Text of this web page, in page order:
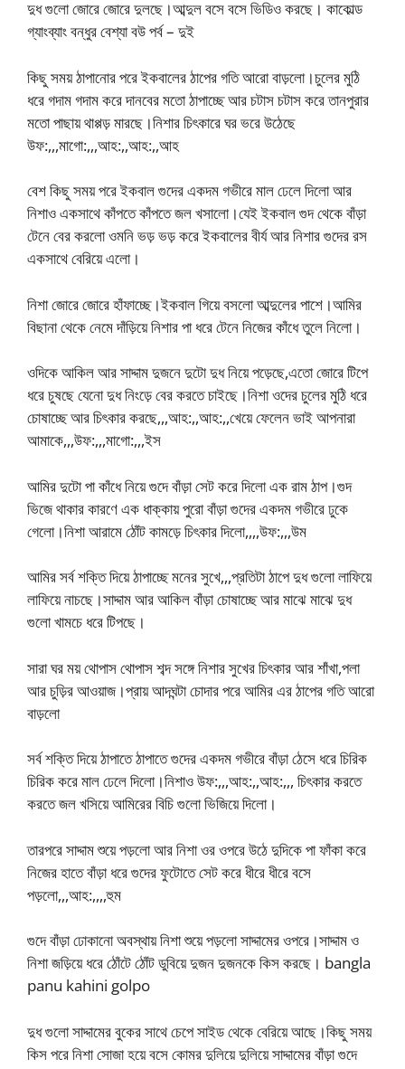
দুধ গুলো জোরে জোরে দুলছে।আব্দুল বসে বসে ভিডিও করছে। কাকোল্ড
গ্যাংব্যাং বন্ধুর বেশ্যা বউ পর্ব – দুই
কিছু সময় ঠাপানোর পরে ইকবালের ঠাপের গতি আরো বাড়লো।চুলের মুঠি
ধরে গদাম গদাম করে দানবের মতো ঠাপাচ্ছে আর চটাস চটাস করে তানপুরার
মতো পাছায় থাপ্পড় মারছে।নিশার চিৎকারে ঘর ভরে উঠেছে
উফ:,,,মাগো:,,,আহ:,,আহ:,,আহ
বেশ কিছু সময় পরে ইকবাল গুদের একদম গভীরে মাল ঢেলে দিলো আর
নিশাও একসাথে কাঁপতে কাঁপতে জল খসালো।যেই ইকবাল গুদ থেকে বাঁড়া
টেনে বের করলো ওমনি ভড় ভড় করে ইকবালের বীর্য আর নিশার গুদের রস
একসাথে বেরিয়ে এলো।
নিশা জোরে জোরে হাঁফাচ্ছে।ইকবাল গিয়ে বসলো আব্দুলের পাশে।আমির
বিছানা থেকে নেমে দাঁড়িয়ে নিশার পা ধরে টেনে নিজের কাঁধে তুলে নিলো।
ওদিকে আকিল আর সাদ্দাম দুজনে দুটো দুধ নিয়ে পড়েছে,এতো জোরে টিপে
ধরে চুষছে যেনো দুধ নিংড়ে বের করতে চাইছে।নিশা ওদের চুলের মুঠি ধরে
চোষাচ্ছে আর চিৎকার করছে,,,আহ:,,আহ:,,খেয়ে ফেলেন ভাই আপনারা
আমাকে,,,উফ:,,,মাগো:,,,ইস
আমির দুটো পা কাঁধে নিয়ে গুদে বাঁড়া সেট করে দিলো এক রাম ঠাপ।গুদ
ভিজে থাকার কারণে এক ধাক্কায় পুরো বাঁড়া গুদের একদম গভীরে ঢুকে
গেলো।নিশা আরামে ঠোঁট কামড়ে চিৎকার দিলো,,,,উফ:,,,উম
আমির সর্ব শক্তি দিয়ে ঠাপাচ্ছে মনের সুখে,,,প্রতিটা ঠাপে দুধ গুলো লাফিয়ে
লাফিয়ে নাচছে।সাদ্দাম আর আকিল বাঁড়া চোষাচ্ছে আর মাঝে মাঝে দুধ
গুলো খামচে ধরে টিপছে।
সারা ঘর ময় থোপাস থোপাস শব্দ সঙ্গে নিশার সুখের চিৎকার আর শাঁখা,পলা
আর চুড়ির আওয়াজ।প্রায় আদঘন্টা চোদার পরে আমির এর ঠাপের গতি আরো
বাড়লো
সর্ব শক্তি দিয়ে ঠাপাতে ঠাপাতে গুদের একদম গভীরে বাঁড়া ঠেসে ধরে চিরিক
চিরিক করে মাল ঢেলে দিলো।নিশাও উফ:,,,আহ:,,আহ:,,, চিৎকার করতে
করতে জল খসিয়ে আমিরের বিচি গুলো ভিজিয়ে দিলো।
তারপরে সাদ্দাম শুয়ে পড়লো আর নিশা ওর ওপরে উঠে দুদিকে পা ফাঁকা করে
নিজের হাতে বাঁড়া ধরে গুদের ফুটোতে সেট করে ধীরে ধীরে বসে
পড়লো,,,আহ:,,,,হুম
গুদে বাঁড়া ঢোকানো অবস্থায় নিশা শুয়ে পড়লো সাদ্দামের ওপরে।সাদ্দাম ও
নিশা জড়িয়ে ধরে ঠোঁটে ঠোঁট ডুবিয়ে দুজন দুজনকে কিস করছে। bangla
panu kahini golpo
দুধ গুলো সাদ্দামের বুকের সাথে চেপে সাইড থেকে বেরিয়ে আছে।কিছু সময়
কিস পরে নিশা সোজা হয়ে বসে কোমর দুলিয়ে দুলিয়ে সাদ্দামের বাঁড়া গুদে